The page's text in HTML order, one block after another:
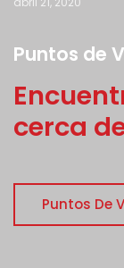
Puntos de
cerca
Puntos De